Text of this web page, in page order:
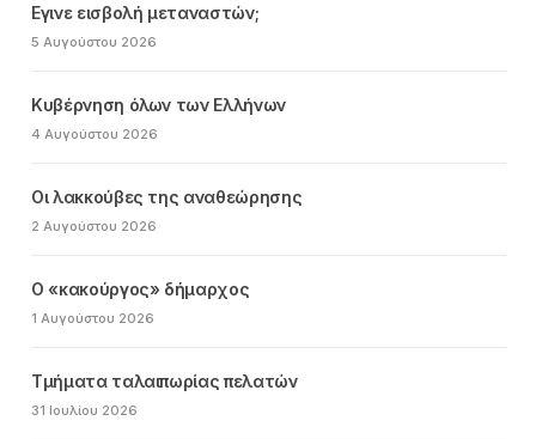
Εγινε εισβολή μεταναστών;
5 Αυγούστου 2026
Κυβέρνηση όλων των Ελλήνων
4 Αυγούστου 2026
Οι λακκούβες της αναθεώρησης
2 Αυγούστου 2026
Ο «κακούργος» δήμαρχος
1 Αυγούστου 2026
Τμήματα ταλαιπωρίας πελατών
31 Ιουλίου 2026